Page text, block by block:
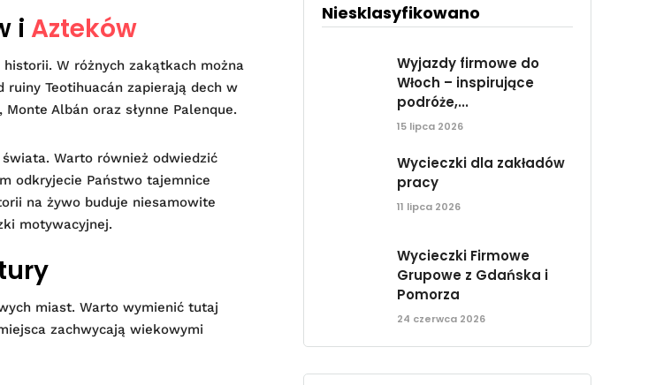
i Azteków
W różnych zakątkach można
ruiny Teotihuacán zapierają dech w
Albán oraz słynne Palenque.
Warto również odwiedzić
odkryjecie Państwo tajemnice
na żywo buduje niesamowite
motywacyjnej.
miast. Warto wymienić tutaj
zachwycają wiekowymi
Niesklasyfikowano
Wyjazdy firmowe do
Włoch – inspirujące
podróże,...
15 lipca 2026
Wycieczki dla zakładów
pracy
11 lipca 2026
Wycieczki Firmowe
Grupowe z Gdańska i
Pomorza
24 czerwca 2026